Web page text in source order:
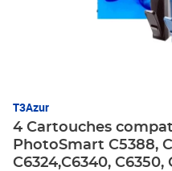
T3Azur
4 Cartouches
PhotoSmart C5388,
C6324,C6340, C6350,